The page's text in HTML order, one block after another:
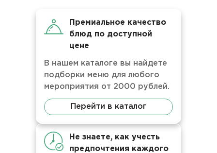
Премиальное качество
блюд по доступной
цене
В нашем каталоге вы найдете
подборки меню для любого
мероприятия от 2000 рублей.
Перейти в каталог
Не знаете, как учесть
предпочтения каждого